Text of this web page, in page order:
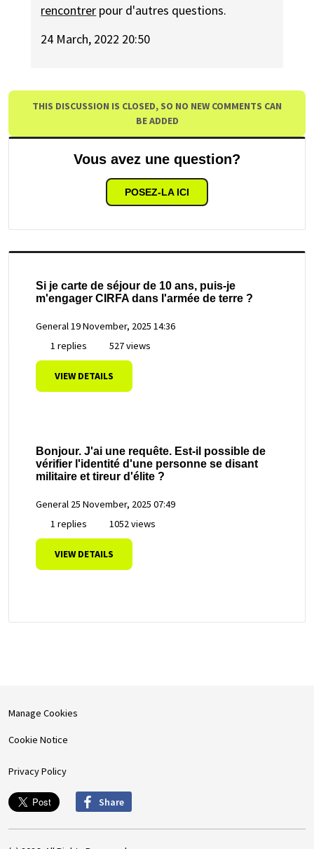
rencontrer pour d'autres questions.
24 March, 2022 20:50
THIS DISCUSSION IS CLOSED, SO NO NEW COMMENTS CAN
BE ADDED
Vous avez une question?
POSEZ-LA ICI
Si je carte de séjour de 10 ans, puis-je
m'engager CIRFA dans l'armée de terre ?
General19 November, 2025 14:36
1 replies
527 views
VIEW DETAILS
Bonjour. J'ai une requête. Est-il possible de
vérifier l'identité d'une personne se disant
militaire et tireur d'élite ?
General 25 November, 2025 07:49
1 replies
1052 views
VIEW DETAILS
Manage Cookies
Cookie Notice
Privacy Policy
Share